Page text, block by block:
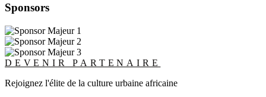
Sponsors
DEVENIR PARTENAIRE
Rejoignez l'élite de la culture urbaine africaine